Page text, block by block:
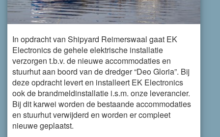
In opdracht van Shipyard Reimerswaal gaat EK
Electronics de gehele elektrische installatie
verzorgen t.b.v. de nieuwe accommodaties en
stuurhut aan boord van de dredger “Deo Gloria”. Bij
deze opdracht levert en installeert EK Electronics
ook de brandmeldinstallatie i.s.m. onze leverancier.
Bij dit karwei worden de bestaande accommodaties
en stuurhut verwijderd en worden er compleet
nieuwe geplaatst.